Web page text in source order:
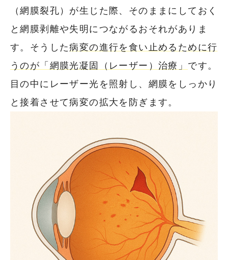
（網膜裂孔）が生じた際、そのままにしておく
と網膜剥離や失明につながるおそれがありま
す。そうした病変の進行を食い止めるために行
うのが「網膜光凝固（レーザー）治療」 です。
目の中にレーザー光を照射し、網膜をしっかり
と接着させて病変の拡大を防ぎます。